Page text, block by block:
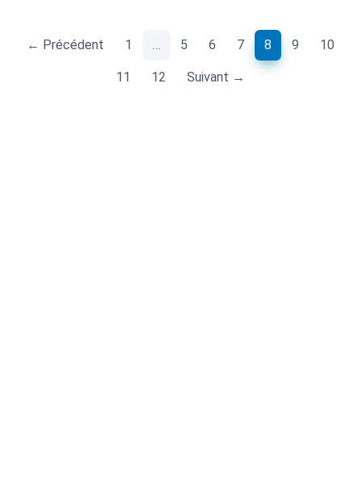
← Précédent 1 … 5 6 7 8(current)
9 10
11 12 Suivant →